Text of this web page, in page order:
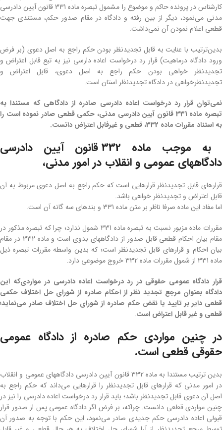
کارشناس در پرونده حاکم و موضوع را مشمول تبصره ماده 331 قانون آیین دادرسی
مدنی می‌نمود، دیگر از بین رفته و دادگاه در مقام صدور حکم، مستندی جهت
قطعی اعلام نمودن آن نمی‌داشت.
بدین‌ترتیب با عنایت به قابل تجدیدنظر بودن حکم راجع به اصل دعوی (بر فرض
ورود دادگاه درماهیت) قرار رد درخواست اعاده دارسی نیز به تبع قابل اعتراض و
تجدیدنظر خواهی بودن حکم راجع به اصل دعوی، قابل اعتراض و
تجدیدنظرخواهی در دادگاه تجدیدنظر استان است.
نمی‌توان قرار رد درخواست اعاده دادرسی صادره از دادگاهی که مستندا به
تبصره ماده 331 قانون آیین دادرسی مدنی، حکمی قطعی صادر نموده است را
به استناد مقررات ماده 332، قطعی و غیرفابل اعتراض دانست.
به موجب ماده 332 قانون آیین دادرسی
دادگاههای عمومی و انقلاب در امور مدنی،
قرارهای قابل تجدیدنظر قرارهایی است که حکم راجع به اصل دعوی مربوط به آن
قابل اعتراض و تجدیدنظر خواهی باشد.
اما مفاد این ماده صرفا ناظر بر متن ماده 331 و بندهای سه گانه آن است.
مقررات ماده مزبور نسبت به تبصره ماده 331 شمول ندارد؛ چرا که تبصره مذکور در
مقام بیان احکام قطعی قابل صدور از دادگاههای بدوی است و ماده 332 در مقام
بیان احکام و قرارهای قابل تجدیدنظر است؛ که بدین واسطه مقررات تبصره ذیل
ماده 331 از شمول مقررات ماده 332 خروج موضوعی دارد.
قرار دادگاه عمومی حقوقی در رد درخواست اعاده دادرسی در مواردی‌که این
دادگاه بعنوان مرجع تجدید نظر از احکام صادره از شورای حل اختلاف حکمی
قطعی دایر بر تایید یا نقض حکم صادره از شورای حل اختلاف صادر می‌نماید؛
قطعی و غیر قابل اعتراض است.
در چنین مواردی حکم صادره از دادگاه عمومی
حقوقی قطعی است.
بدین ترتیب مستندا به ماده 332 قانون آیین دادرسی دادگاههای عمومی و انقلاب
در امور مدنی که قرارهای قابل تجدیدنظر را قرارهایی می‌داند که حکم راجع به
اصل آن دعوی قابل تجدیدنظر باشد؛ باید قرار رد درخواست اعاده دادرسی را نیز در
چنین مواردی قطعی دانست. چراکه، بر فرض اگر دادگاه عمومی پس از صدور قرار
قبولی اعاده دادرسی حکم جدیدی صادر می‌نمود، این حکم با توجه به صدور آن